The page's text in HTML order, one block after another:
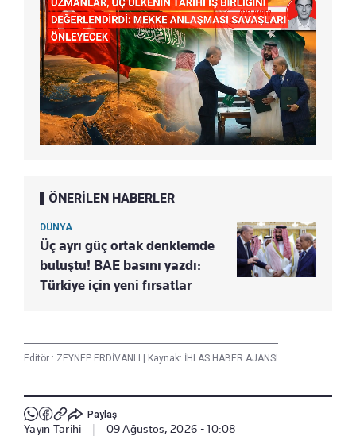
ÖNERİLEN HABERLER
DÜNYA
Üç ayrı güç ortak denklemde
buluştu! BAE basını yazdı:
Türkiye için yeni fırsatlar
Editör : ZEYNEP ERDİVANLI | Kaynak: İHLAS HABER AJANSI
Paylaş
Yayın Tarihi | 09 Ağustos, 2026 - 10:08